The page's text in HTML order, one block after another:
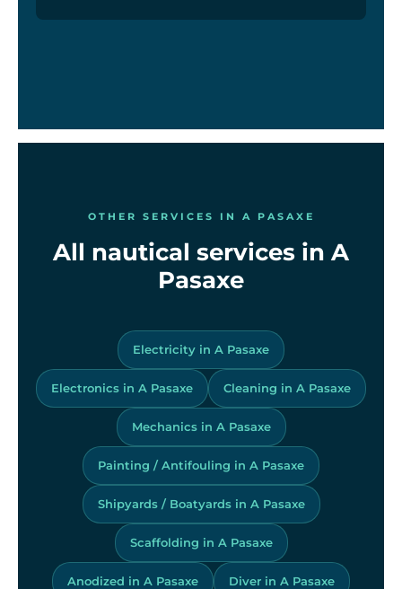
OTHER SERVICES IN A PASAXE
All nautical services in A
Pasaxe
Electricity in A Pasaxe
Electronics in A Pasaxe Cleaning in A Pasaxe
Mechanics in A Pasaxe
Painting / Antifouling in A Pasaxe
Shipyards / Boatyards in A Pasaxe
Scaffolding in A Pasaxe
Anodized in A Pasaxe Diver in A Pasaxe